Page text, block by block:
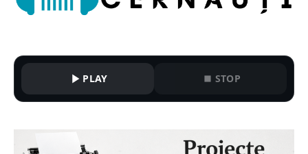
PLAY STOP